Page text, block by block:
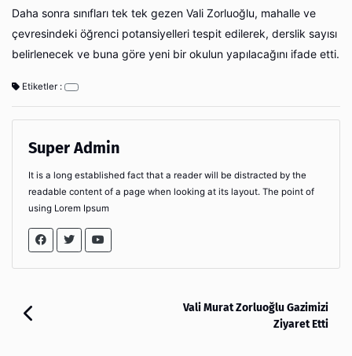
Daha sonra sınıfları tek tek gezen Vali Zorluoğlu, mahalle ve
çevresindeki öğrenci potansiyelleri tespit edilerek, derslik sayısı
belirlenecek ve buna göre yeni bir okulun yapılacağını ifade etti.
Etiketler :
Super Admin
It is a long established fact that a reader will be distracted by the
readable content of a page when looking at its layout. The point of
using Lorem Ipsum
Vali Murat Zorluoğlu Gazimizi
Ziyaret Etti